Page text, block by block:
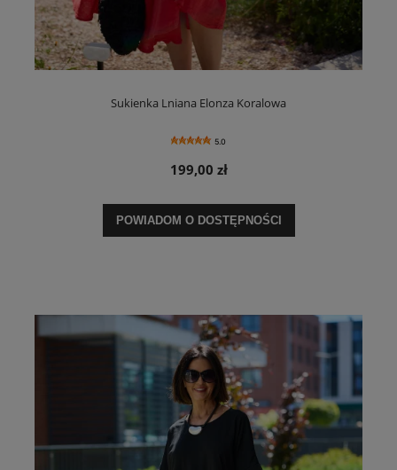
Sukienka Lniana Elonza Koralowa
5.0
199,00 zł
POWIADOM O DOSTĘPNOŚCI